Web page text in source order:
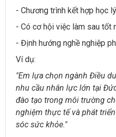
- Chương trình kết hợp học
- Có cơ hội việc làm sau tốt
- Định hướng nghề nghiệp
Ví dụ:
"Em lựa chọn ngành Điều
nhu cầu nhân lực lớn tại
đào tạo trong môi trường
nghiệm thực tế và phát
sóc sức khỏe."